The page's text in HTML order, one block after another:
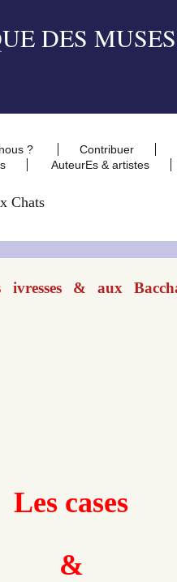
?
Contribuer
AuteurEs & artistes
Chats
& aux
Les cases
&